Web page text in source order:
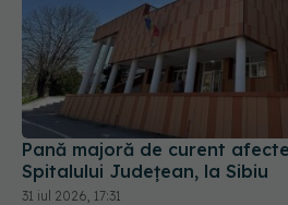
Pană majoră de curent
Spitalului Județean, la Sibiu
31 iul 2026, 17:31